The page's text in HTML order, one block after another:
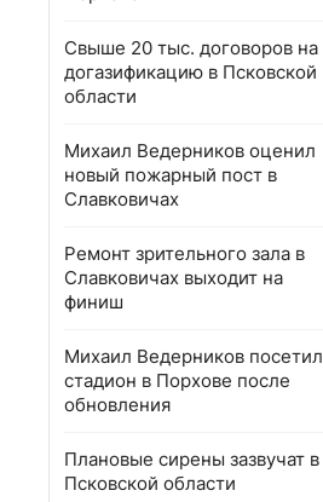
Свыше 20 тыс. договоров на
догазификацию в Псковской
области
Михаил Ведерников оценил
новый пожарный пост в
Славковичах
Ремонт зрительного зала в
Славковичах выходит на
финиш
Михаил Ведерников посетил
стадион в Порхове после
обновления
Плановые сирены зазвучат в
Псковской области